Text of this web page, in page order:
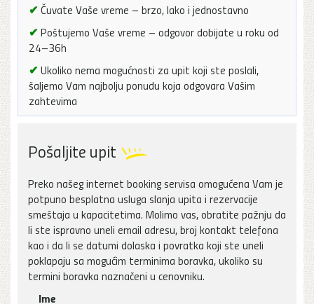
✔ Čuvate Vaše vreme – brzo, lako i jednostavno
✔ Poštujemo Vaše vreme – odgovor dobijate u roku od
24–36h
✔ Ukoliko nema mogućnosti za upit koji ste poslali,
šaljemo Vam najbolju ponudu koja odgovara Vašim
zahtevima
Pošaljite upit
Preko našeg internet booking servisa omogućena Vam je
potpuno besplatna usluga slanja upita i rezervacije
smeštaja u kapacitetima. Molimo vas, obratite pažnju da
li ste ispravno uneli email adresu, broj kontakt telefona
kao i da li se datumi dolaska i povratka koji ste uneli
poklapaju sa mogućim terminima boravka, ukoliko su
termini boravka naznačeni u cenovniku.
Ime